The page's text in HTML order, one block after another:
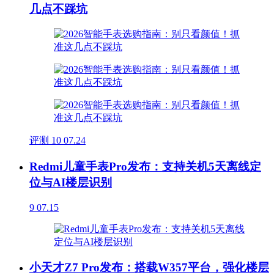
几点不踩坑
评测 10 07.24
Redmi儿童手表Pro发布：支持关机5天离线定
位与AI楼层识别
9 07.15
小天才Z7 Pro发布：搭载W357平台，强化楼层